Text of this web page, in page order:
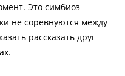
Это симбиоз
не соревнуются между
рассказать друг